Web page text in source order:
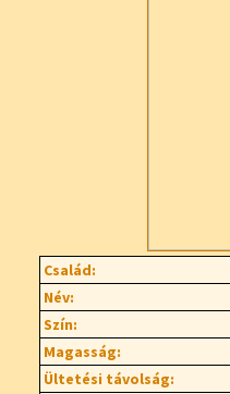
Család:
Név:
Szín:
Magasság:
Ültetési távolság: